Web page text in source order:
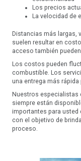
Los precios
La velocidad de
Distancias más largas,
suelen resultar en
acceso también
Los costos pueden
combustible. Los
una entrega más
Nuestros especialistas
siempre están
importantes para usted
con el objetivo de
proceso.